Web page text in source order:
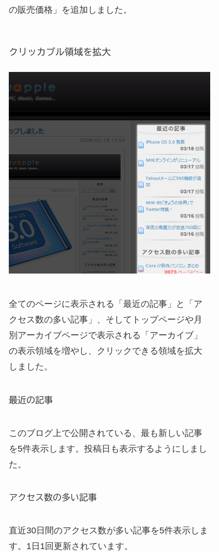
の販売価格」を追加しました。
クリッカブル領域を拡大
全てのページに表示される「最近の記事」と「ア
クセス数の多い記事」、そしてトップページや月
別アーカイブページで表示される「アーカイブ」
の表示領域を増やし、クリックできる領域を拡大
しました。
最近の記事
このブログ上で公開されている、最も新しい記事
を5件表示します。投稿日も表示するようにしまし
た。
アクセス数の多い記事
直近30日間のアクセス数が多い記事を5件表示しま
す。1日1回更新されています。